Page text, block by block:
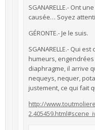
SGANARELLE.- Ont
causée… Soyez
GÉRONTE.- Je le suis.
SGANARELLE.- Qui
humeurs,
diaphragme, il arrive
nequeys, nequer,
justement, ce qui fait
http://